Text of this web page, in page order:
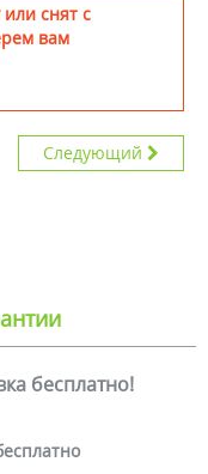
снят с
вам
Следующий
бесплатно!